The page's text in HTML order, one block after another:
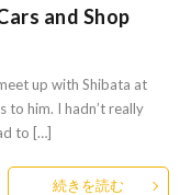
and Shop
up with Shibata at
to him. I hadn’t really
to […]
続きを読む